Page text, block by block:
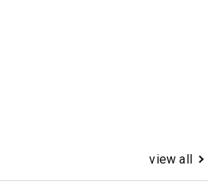
view all